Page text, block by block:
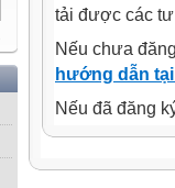
tải được các
Nếu chưa
hướng dẫn
Nếu đã đăng